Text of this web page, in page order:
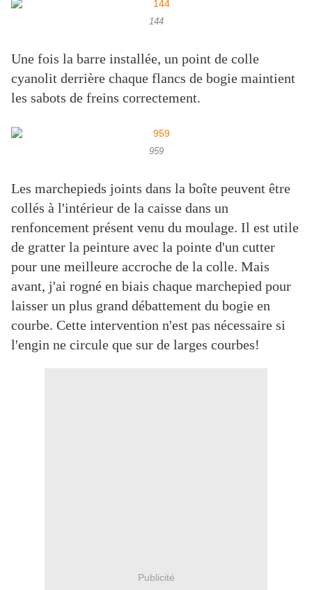
144
Une fois la barre installée, un point de colle
cyanolit derrière chaque flancs de bogie maintient
les sabots de freins correctement.
959
Les marchepieds joints dans la boîte peuvent être
collés à l'intérieur de la caisse dans un
renfoncement présent venu du moulage. Il est utile
de gratter la peinture avec la pointe d'un cutter
pour une meilleure accroche de la colle. Mais
avant, j'ai rogné en biais chaque marchepied pour
laisser un plus grand débattement du bogie en
courbe. Cette intervention n'est pas nécessaire si
l'engin ne circule que sur de larges courbes!
Publicité